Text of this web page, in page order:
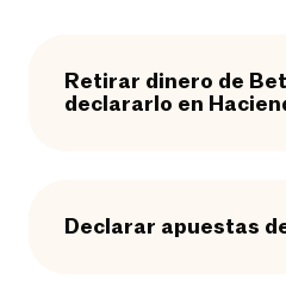
Retirar dinero de
declararlo en
Declarar apuestas